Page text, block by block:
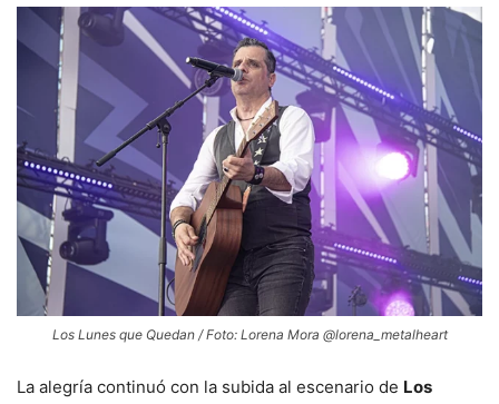
Los Lunes que Quedan / Foto: Lorena Mora @lorena_metalheart
La alegría continuó con la subida al escenario de Los